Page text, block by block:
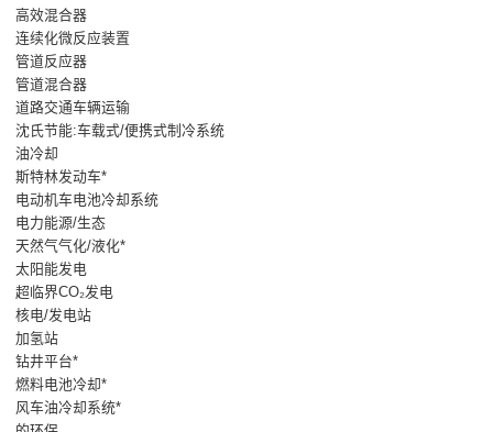
高效混合器
连续化微反应装置
管道反应器
管道混合器
道路交通车辆运输
沈氏节能:车载式/便携式制冷系统
油冷却
斯特林发动车*
电动机车电池冷却系统
电力能源/生态
天然气气化/液化*
太阳能发电
超临界CO₂发电
核电/发电站
加氢站
钻井平台*
燃料电池冷却*
风车油冷却系统*